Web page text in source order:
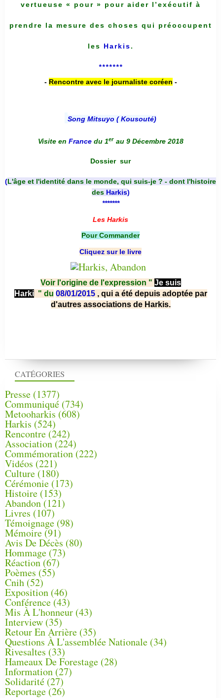
CATÉGORIES
Presse (1377)
Communiqué (734)
Metooharkis (608)
Harkis (524)
Rencontre (242)
Association (224)
Commémoration(222)
Vidéos (221)
Culture(180)
Cérémonie (173)
Histoire (153)
Abandon(121)
Livres (107)
Témoignage (98)
Mémoire (91)
Avis De Décès (80)
Hommage (73)
Réaction(67)
Poèmes (55)
Cnih (52)
Exposition (46)
Conférence(43)
Mis À L'honneur (43)
Interview (35)
Retour En Arrière (35)
Questions À L'assemblée Nationale (34)
Rivesaltes (33)
Hameaux De Forestage (28)
Information (27)
Solidarité (27)
Reportage(26)
vertueuse « pour » pour aider l’exécutif à
prendre la mesure des choses qui préoccupent
les Harkis.
*******
- Rencontre avec le journaliste coréen -
Song Mitsuyo ( Kousouté)
Visite en France du 1er au 9 Décembre 2018
Dossier sur
(L'âge et l'identité dans le monde, qui suis-je ? - dont l'histoire
des Harkis)
*******
Les Harkis
Pour Commander
Cliquez sur le livre
Voir l'origine de l'expression " Je suis
Harki " du 08/01/2015 , qui a été depuis adoptée par
d'autres associations de Harkis.